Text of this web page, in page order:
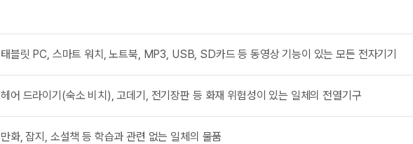
태블릿 PC, 스마트 워치, 노트북, MP3, USB, SD카드 등 동영상 기능이 있는 모든 전자기기
헤어 드라이기(숙소 비치), 고데기, 전기장판 등 화재 위험성이 있는 일체의 전열기구
만화, 잡지, 소설책 등 학습과 관련 없는 일체의 물품